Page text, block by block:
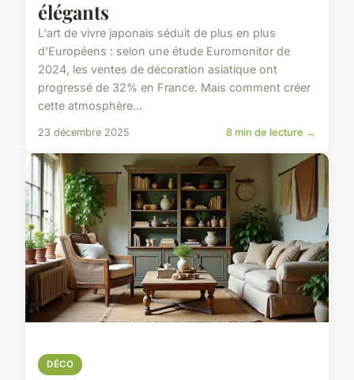
élégants
L'art de vivre japonais séduit de plus en plus
d'Européens : selon une étude Euromonitor de
2024, les ventes de décoration asiatique ont
progressé de 32% en France. Mais comment créer
cette atmosphère...
23 décembre 2025 8 min de lecture →
DÉCO